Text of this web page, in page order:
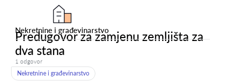
Nekretnine i građevinarstvo
Predugovor za zamjenu zemljišta za
dva stana
1 odgovor
Nekretnine i građevinarstvo